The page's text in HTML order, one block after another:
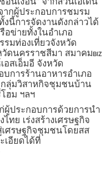
กผู้ประกอบการชมรม
งนี้การจัดงานดังกล่าวได้
อข่ายทั้งในอำเภอ
มท่องเที่ยวจังหวัด
ดนครราชสีมา สมาคมBIZ
สเอ็มอี จังหวัด
การร้านอาหารอำเภอ
ลุ่มวิสาหกิจชุมชนบ้าน
ฮม ฯลฯ
ประกอบการด้วยการนำ
ทย เร่งสร้างเศรษฐกิจ
เศรษฐกิจชุมชนโดยสส
เอียดได้ที่